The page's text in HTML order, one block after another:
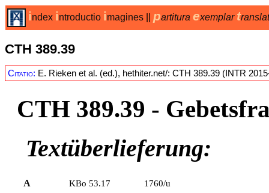
index introductio imagines partitura exemplar t
CTH 389.39
Citatio: E. Rieken et al. (ed.), hethiter.net/: CTH 389.39 (INTR
CTH 389.39 -
Textüberlieferung:
A KBo 53.17 1760/u